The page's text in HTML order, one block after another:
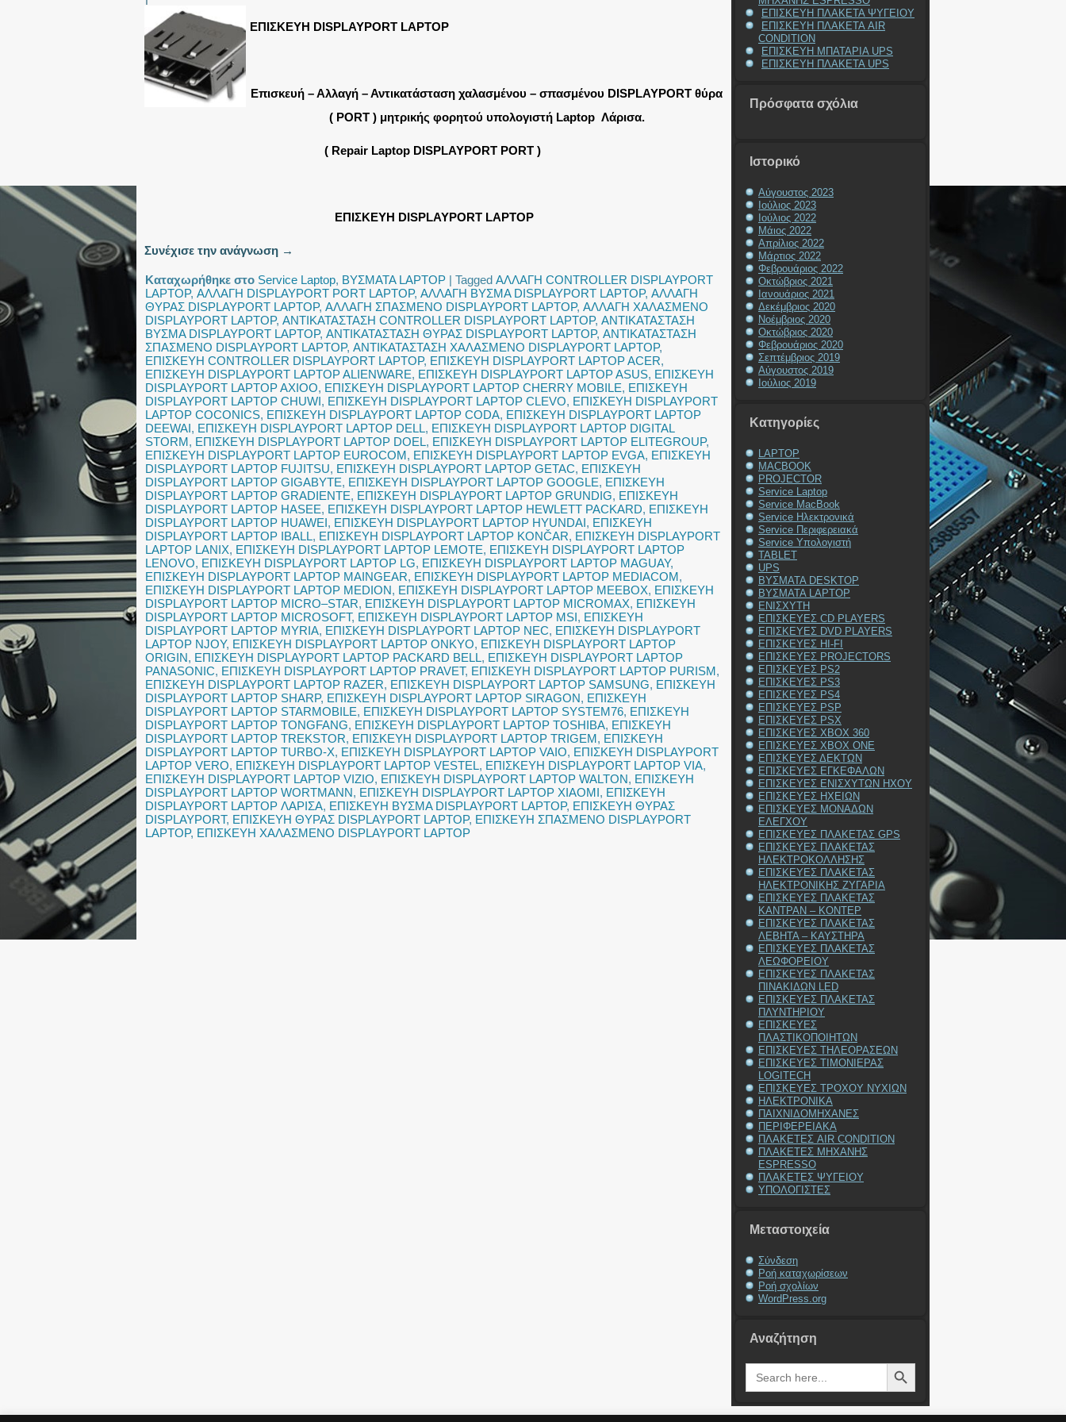
ΕΠΙΣΚΕΥΗ DISPLAYPORT LAPTOP
Επισκευή – Αλλαγή – Αντικατάσταση χαλασμένου – σπασμένου DISPLAYPORT θύρα
( PORT ) μητρικής φορητού υπολογιστή Laptop Λάρισα.
( Repair Laptop DISPLAYPORT PORT )
ΕΠΙΣΚΕΥΗ DISPLAYPORT LAPTOP
Συνέχισε την ανάγνωση →
Καταχωρήθηκε στο Service Laptop, ΒΥΣΜΑΤΑ LAPTOP | Tagged ΑΛΛΑΓΗ CONTROLLER DISPLAYPORT
LAPTOP, ΑΛΛΑΓΗ DISPLAYPORT PORT LAPTOP, ΑΛΛΑΓΗ ΒΥΣΜΑ DISPLAYPORT LAPTOP, ΑΛΛΑΓΗ
ΘΥΡΑΣ DISPLAYPORT LAPTOP, ΑΛΛΑΓΗ ΣΠΑΣΜΕΝΟ DISPLAYPORT LAPTOP, ΑΛΛΑΓΗ ΧΑΛΑΣΜΕΝΟ
DISPLAYPORT LAPTOP, ΑΝΤΙΚΑΤΑΣΤΑΣΗ CONTROLLER DISPLAYPORT LAPTOP, ΑΝΤΙΚΑΤΑΣΤΑΣΗ
ΒΥΣΜΑ DISPLAYPORT LAPTOP, ΑΝΤΙΚΑΤΑΣΤΑΣΗ ΘΥΡΑΣ DISPLAYPORT LAPTOP, ΑΝΤΙΚΑΤΑΣΤΑΣΗ
ΣΠΑΣΜΕΝΟ DISPLAYPORT LAPTOP, ΑΝΤΙΚΑΤΑΣΤΑΣΗ ΧΑΛΑΣΜΕΝΟ DISPLAYPORT LAPTOP,
ΕΠΙΣΚΕΥΗ CONTROLLER DISPLAYPORT LAPTOP, ΕΠΙΣΚΕΥΗ DISPLAYPORT LAPTOP ACER,
ΕΠΙΣΚΕΥΗ DISPLAYPORT LAPTOP ALIENWARE, ΕΠΙΣΚΕΥΗ DISPLAYPORT LAPTOP ASUS, ΕΠΙΣΚΕΥΗ
DISPLAYPORT LAPTOP AXIOO, ΕΠΙΣΚΕΥΗ DISPLAYPORT LAPTOP CHERRY MOBILE, ΕΠΙΣΚΕΥΗ
DISPLAYPORT LAPTOP CHUWI, ΕΠΙΣΚΕΥΗ DISPLAYPORT LAPTOP CLEVO, ΕΠΙΣΚΕΥΗ DISPLAYPORT
LAPTOP COCONICS, ΕΠΙΣΚΕΥΗ DISPLAYPORT LAPTOP CODA, ΕΠΙΣΚΕΥΗ DISPLAYPORT LAPTOP
DEEWAI, ΕΠΙΣΚΕΥΗ DISPLAYPORT LAPTOP DELL, ΕΠΙΣΚΕΥΗ DISPLAYPORT LAPTOP DIGITAL
STORM, ΕΠΙΣΚΕΥΗ DISPLAYPORT LAPTOP DOEL, ΕΠΙΣΚΕΥΗ DISPLAYPORT LAPTOP ELITEGROUP,
ΕΠΙΣΚΕΥΗ DISPLAYPORT LAPTOP EUROCOM, ΕΠΙΣΚΕΥΗ DISPLAYPORT LAPTOP EVGA, ΕΠΙΣΚΕΥΗ
DISPLAYPORT LAPTOP FUJITSU, ΕΠΙΣΚΕΥΗ DISPLAYPORT LAPTOP GETAC, ΕΠΙΣΚΕΥΗ
DISPLAYPORT LAPTOP GIGABYTE, ΕΠΙΣΚΕΥΗ DISPLAYPORT LAPTOP GOOGLE, ΕΠΙΣΚΕΥΗ
DISPLAYPORT LAPTOP GRADIENTE, ΕΠΙΣΚΕΥΗ DISPLAYPORT LAPTOP GRUNDIG, ΕΠΙΣΚΕΥΗ
DISPLAYPORT LAPTOP HASEE, ΕΠΙΣΚΕΥΗ DISPLAYPORT LAPTOP HEWLETT PACKARD, ΕΠΙΣΚΕΥΗ
DISPLAYPORT LAPTOP HUAWEI, ΕΠΙΣΚΕΥΗ DISPLAYPORT LAPTOP HYUNDAI, ΕΠΙΣΚΕΥΗ
DISPLAYPORT LAPTOP IBALL, ΕΠΙΣΚΕΥΗ DISPLAYPORT LAPTOP KONČAR, ΕΠΙΣΚΕΥΗ DISPLAYPORT
LAPTOP LANIX, ΕΠΙΣΚΕΥΗ DISPLAYPORT LAPTOP LEMOTE, ΕΠΙΣΚΕΥΗ DISPLAYPORT LAPTOP
LENOVO, ΕΠΙΣΚΕΥΗ DISPLAYPORT LAPTOP LG, ΕΠΙΣΚΕΥΗ DISPLAYPORT LAPTOP MAGUAY,
ΕΠΙΣΚΕΥΗ DISPLAYPORT LAPTOP MAINGEAR, ΕΠΙΣΚΕΥΗ DISPLAYPORT LAPTOP MEDIACOM,
ΕΠΙΣΚΕΥΗ DISPLAYPORT LAPTOP MEDION, ΕΠΙΣΚΕΥΗ DISPLAYPORT LAPTOP MEEBOX, ΕΠΙΣΚΕΥΗ
DISPLAYPORT LAPTOP MICRO–STAR, ΕΠΙΣΚΕΥΗ DISPLAYPORT LAPTOP MICROMAX, ΕΠΙΣΚΕΥΗ
DISPLAYPORT LAPTOP MICROSOFT, ΕΠΙΣΚΕΥΗ DISPLAYPORT LAPTOP MSI, ΕΠΙΣΚΕΥΗ
DISPLAYPORT LAPTOP MYRIA, ΕΠΙΣΚΕΥΗ DISPLAYPORT LAPTOP NEC, ΕΠΙΣΚΕΥΗ DISPLAYPORT
LAPTOP NJOY, ΕΠΙΣΚΕΥΗ DISPLAYPORT LAPTOP ONKYO, ΕΠΙΣΚΕΥΗ DISPLAYPORT LAPTOP
ORIGIN, ΕΠΙΣΚΕΥΗ DISPLAYPORT LAPTOP PACKARD BELL, ΕΠΙΣΚΕΥΗ DISPLAYPORT LAPTOP
PANASONIC, ΕΠΙΣΚΕΥΗ DISPLAYPORT LAPTOP PRAVET, ΕΠΙΣΚΕΥΗ DISPLAYPORT LAPTOP PURISM,
ΕΠΙΣΚΕΥΗ DISPLAYPORT LAPTOP RAZER, ΕΠΙΣΚΕΥΗ DISPLAYPORT LAPTOP SAMSUNG, ΕΠΙΣΚΕΥΗ
DISPLAYPORT LAPTOP SHARP, ΕΠΙΣΚΕΥΗ DISPLAYPORT LAPTOP SIRAGON, ΕΠΙΣΚΕΥΗ
DISPLAYPORT LAPTOP STARMOBILE, ΕΠΙΣΚΕΥΗ DISPLAYPORT LAPTOP SYSTEM76, ΕΠΙΣΚΕΥΗ
DISPLAYPORT LAPTOP TONGFANG, ΕΠΙΣΚΕΥΗ DISPLAYPORT LAPTOP TOSHIBA, ΕΠΙΣΚΕΥΗ
DISPLAYPORT LAPTOP TREKSTOR, ΕΠΙΣΚΕΥΗ DISPLAYPORT LAPTOP TRIGEM, ΕΠΙΣΚΕΥΗ
DISPLAYPORT LAPTOP TURBO-X, ΕΠΙΣΚΕΥΗ DISPLAYPORT LAPTOP VAIO, ΕΠΙΣΚΕΥΗ DISPLAYPORT
LAPTOP VERO, ΕΠΙΣΚΕΥΗ DISPLAYPORT LAPTOP VESTEL, ΕΠΙΣΚΕΥΗ DISPLAYPORT LAPTOP VIA,
ΕΠΙΣΚΕΥΗ DISPLAYPORT LAPTOP VIZIO, ΕΠΙΣΚΕΥΗ DISPLAYPORT LAPTOP WALTON, ΕΠΙΣΚΕΥΗ
DISPLAYPORT LAPTOP WORTMANN, ΕΠΙΣΚΕΥΗ DISPLAYPORT LAPTOP XIAOMI, ΕΠΙΣΚΕΥΗ
DISPLAYPORT LAPTOP ΛΑΡΙΣΑ, ΕΠΙΣΚΕΥΗ ΒΥΣΜΑ DISPLAYPORT LAPTOP, ΕΠΙΣΚΕΥΗ ΘΥΡΑΣ
DISPLAYPORT, ΕΠΙΣΚΕΥΗ ΘΥΡΑΣ DISPLAYPORT LAPTOP, ΕΠΙΣΚΕΥΗ ΣΠΑΣΜΕΝΟ DISPLAYPORT
LAPTOP, ΕΠΙΣΚΕΥΗ ΧΑΛΑΣΜΕΝΟ DISPLAYPORT LAPTOP
ΕΠΙΣΚΕΥΗ ΠΛΑΚΕΤΑ ΨΥΓΕΙΟΥ
ΕΠΙΣΚΕΥΗ ΠΛΑΚΕΤΑ AIR
CONDITION
ΕΠΙΣΚΕΥΗ ΜΠΑΤΑΡΙΑ UPS
ΕΠΙΣΚΕΥΗ ΠΛΑΚΕΤΑ UPS
Πρόσφατα σχόλια
Ιστορικό
Αύγουστος 2023
Ιούλιος 2023
Ιούλιος 2022
Μάιος 2022
Απρίλιος 2022
Μάρτιος 2022
Φεβρουάριος 2022
Οκτώβριος 2021
Ιανουάριος 2021
Δεκέμβριος 2020
Νοέμβριος 2020
Οκτώβριος 2020
Φεβρουάριος 2020
Σεπτέμβριος 2019
Αύγουστος 2019
Ιούλιος 2019
Kατηγορίες
LAPTOP
MACBOOK
PROJECTOR
Service Laptop
Service MacBook
Service Ηλεκτρονικά
Service Περιφερειακά
Service Υπολογιστή
TABLET
UPS
ΒΥΣΜΑΤΑ DESKTOP
ΒΥΣΜΑΤΑ LAPTOP
ΕΝΙΣΧΥΤΗ
ΕΠΙΣΚΕΥΕΣ CD PLAYERS
ΕΠΙΣΚΕΥΕΣ DVD PLAYERS
ΕΠΙΣΚΕΥΕΣ HI-FI
ΕΠΙΣΚΕΥΕΣ PROJECTORS
ΕΠΙΣΚΕΥΕΣ PS2
ΕΠΙΣΚΕΥΕΣ PS3
ΕΠΙΣΚΕΥΕΣ PS4
ΕΠΙΣΚΕΥΕΣ PSP
ΕΠΙΣΚΕΥΕΣ PSX
ΕΠΙΣΚΕΥΕΣ XBOX 360
ΕΠΙΣΚΕΥΕΣ XBOX ONE
ΕΠΙΣΚΕΥΕΣ ΔΕΚΤΩΝ
ΕΠΙΣΚΕΥΕΣ ΕΓΚΕΦΑΛΩΝ
ΕΠΙΣΚΕΥΕΣ ΕΝΙΣΧΥΤΩΝ ΗΧΟΥ
ΕΠΙΣΚΕΥΕΣ ΗΧΕΙΩΝ
ΕΠΙΣΚΕΥΕΣ ΜΟΝΑΔΩΝ
ΕΛΕΓΧΟΥ
ΕΠΙΣΚΕΥΕΣ ΠΛΑΚΕΤΑΣ GPS
ΕΠΙΣΚΕΥΕΣ ΠΛΑΚΕΤΑΣ
ΗΛΕΚΤΡΟΚΟΛΛΗΣΗΣ
ΕΠΙΣΚΕΥΕΣ ΠΛΑΚΕΤΑΣ
ΗΛΕΚΤΡΟΝΙΚΗΣ ΖΥΓΑΡΙΑ
ΕΠΙΣΚΕΥΕΣ ΠΛΑΚΕΤΑΣ
ΚΑΝΤΡΑΝ – ΚΟΝΤΕΡ
ΕΠΙΣΚΕΥΕΣ ΠΛΑΚΕΤΑΣ
ΛΕΒΗΤΑ – ΚΑΥΣΤΗΡΑ
ΕΠΙΣΚΕΥΕΣ ΠΛΑΚΕΤΑΣ
ΛΕΩΦΟΡΕΙΟΥ
ΕΠΙΣΚΕΥΕΣ ΠΛΑΚΕΤΑΣ
ΠΙΝΑΚΙΔΩΝ LED
ΕΠΙΣΚΕΥΕΣ ΠΛΑΚΕΤΑΣ
ΠΛΥΝΤΗΡΙΟΥ
ΕΠΙΣΚΕΥΕΣ
ΠΛΑΣΤΙΚΟΠΟΙΗΤΩΝ
ΕΠΙΣΚΕΥΕΣ ΤΗΛΕΟΡΑΣΕΩΝ
ΕΠΙΣΚΕΥΕΣ ΤΙΜΟΝΙΕΡΑΣ
LOGITECH
ΕΠΙΣΚΕΥΕΣ ΤΡΟΧΟΥ ΝΥΧΙΩΝ
ΗΛΕΚΤΡΟΝΙΚΑ
ΠΑΙΧΝΙΔΟΜΗΧΑΝΕΣ
ΠΕΡΙΦΕΡΕΙΑΚΑ
ΠΛΑΚΕΤΕΣ AIR CONDITION
ΠΛΑΚΕΤΕΣ ΜΗΧΑΝΗΣ
ESPRESSO
ΠΛΑΚΕΤΕΣ ΨΥΓΕΙΟΥ
ΥΠΟΛΟΓΙΣΤΕΣ
Μεταστοιχεία
Σύνδεση
Ροή καταχωρίσεων
Ροή σχολίων
WordPress.org
Αναζήτηση
Search
for:
Search Button